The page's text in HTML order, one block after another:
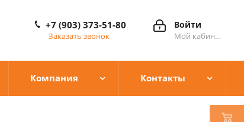
Войти
Мой кабинет
+7 (903) 373-51-80
Заказать звонок
Компания Контакты